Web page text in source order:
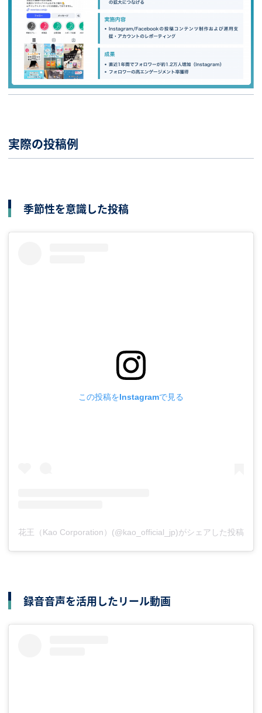
実際の投稿例
季節性を意識した投稿
この投稿をInstagramで見る
花王（Kao Corporation）(@kao_official_jp)がシェアした投稿
録音音声を活用したリール動画